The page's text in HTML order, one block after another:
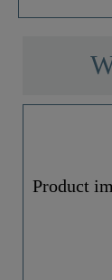
Product